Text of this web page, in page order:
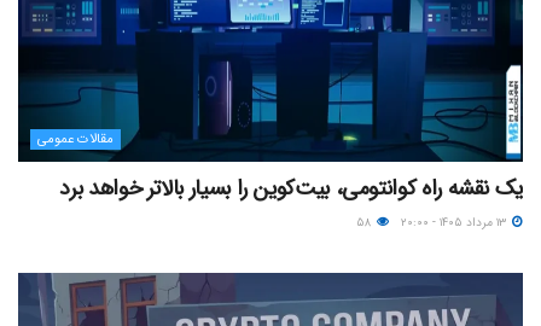
مقالات عمومی
یک نقشه راه کوانتومی، بیت‌کوین را بسیار بالاتر خواهد برد